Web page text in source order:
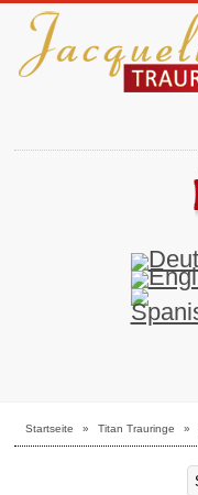
Startseite » Titan Trauringe »